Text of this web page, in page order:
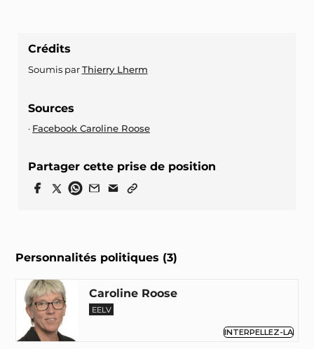
Personnalités politiques (3)
Caroline Roose
EELV
INTERPELLEZ-LA
Crédits
Soumis parThierry Lherm
Sources
Facebook Caroline Roose
Partager cette prise de position